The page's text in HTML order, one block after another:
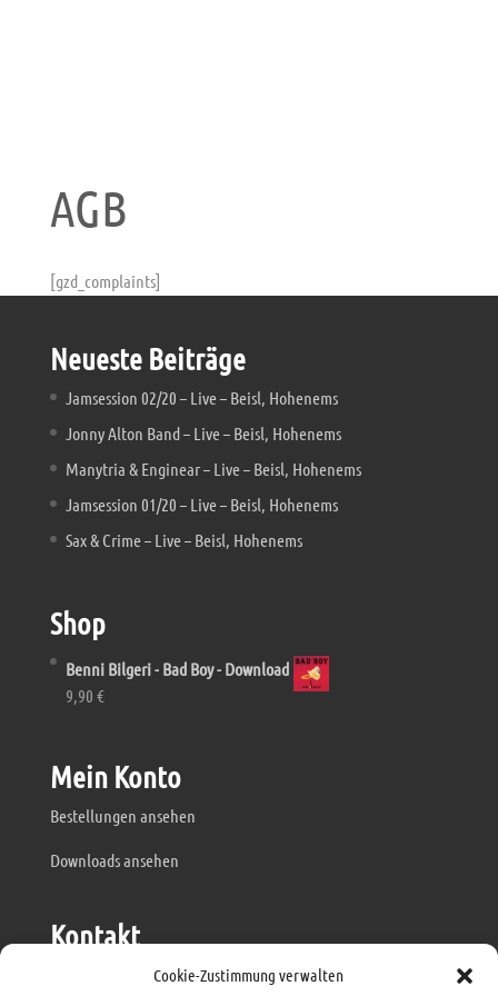
Cookie-Zustimmung verwalten
AGB
[gzd_complaints]
Neueste Beiträge
Jamsession 02/20 – Live – Beisl, Hohenems
Jonny Alton Band – Live – Beisl, Hohenems
Manytria & Enginear – Live – Beisl, Hohenems
Jamsession 01/20 – Live – Beisl, Hohenems
Sax & Crime – Live – Beisl, Hohenems
Shop
Benni Bilgeri - Bad Boy - Download
9,90 €
Mein Konto
Bestellungen ansehen
Downloads ansehen
Kontakt
mail@losa.rocks